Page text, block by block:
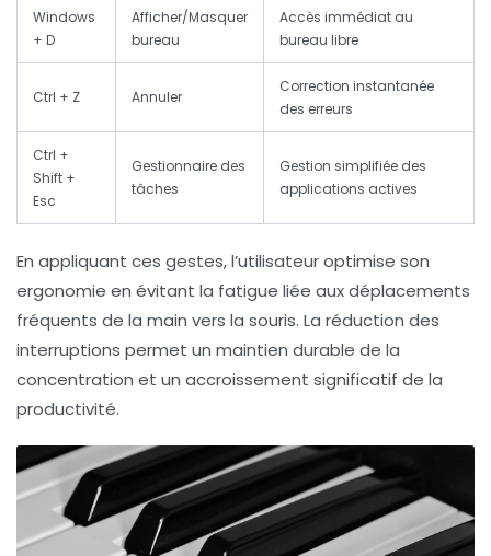
Windows
+ D
Afficher/Masquer
bureau
Accès immédiat au
bureau libre
Ctrl + Z Annuler
Correction instantanée
des erreurs
Ctrl +
Shift +
Esc
Gestionnaire des
tâches
Gestion simplifiée des
applications actives
En appliquant ces gestes, l’utilisateur optimise son
ergonomie en évitant la fatigue liée aux déplacements
fréquents de la main vers la souris. La réduction des
interruptions permet un maintien durable de la
concentration et un accroissement significatif de la
productivité.